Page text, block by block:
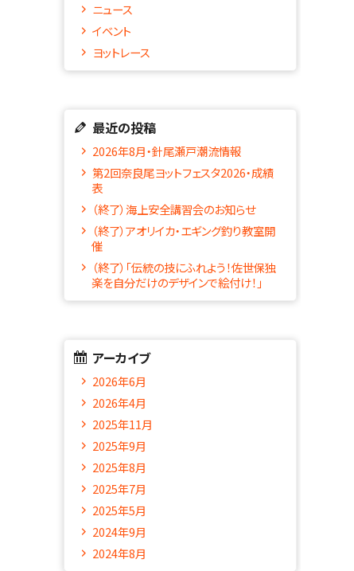
ニュース
イベント
ヨットレース
最近の投稿
2026年8月・針尾瀬戸潮流情報
第2回奈良尾ヨットフェスタ2026・成績
表
（終了）海上安全講習会のお知らせ
（終了）アオリイカ・エギング釣り教室開
催
（終了）「伝統の技にふれよう！佐世保独
楽を自分だけのデザインで絵付け！」
アーカイブ
2026年6月
2026年4月
2025年11月
2025年9月
2025年8月
2025年7月
2025年5月
2024年9月
2024年8月